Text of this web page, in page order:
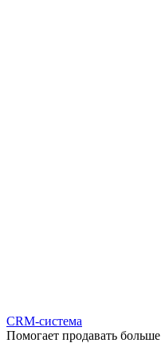
CRM-система
Помогает продавать больше